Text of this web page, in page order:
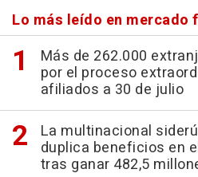
Lo más leído en mercado
Más de 262.000
por el proceso
afiliados a 30 de julio
La multinacional
duplica beneficios en
tras ganar 482,5